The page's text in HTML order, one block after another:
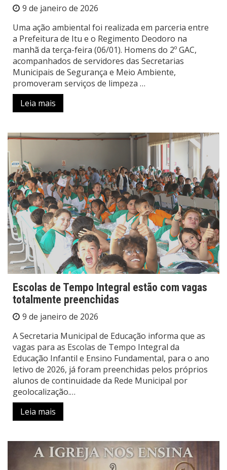
9 de janeiro de 2026
Uma ação ambiental foi realizada em parceria entre
a Prefeitura de Itu e o Regimento Deodoro na
manhã da terça-feira (06/01). Homens do 2º GAC,
acompanhados de servidores das Secretarias
Municipais de Segurança e Meio Ambiente,
promoveram serviços de limpeza …
Leia mais
Escolas de Tempo Integral estão com vagas
totalmente preenchidas
9 de janeiro de 2026
A Secretaria Municipal de Educação informa que as
vagas para as Escolas de Tempo Integral da
Educação Infantil e Ensino Fundamental, para o ano
letivo de 2026, já foram preenchidas pelos próprios
alunos de continuidade da Rede Municipal por
geolocalização.…
Leia mais